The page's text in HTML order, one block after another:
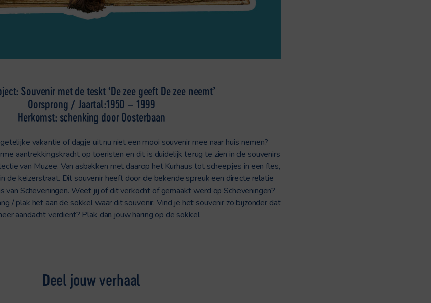
Souvenir met de teskt ‘De zee geeft De zee neemt’
Oorsprong / Jaartal:1950 – 1999
Herkomst: schenking door Oosterbaan
vakantie of dagje uit nu niet een mooi souvenir mee naar huis nemen?
aantrekkingskracht op toeristen en dit is duidelijk terug te zien in de souvenirs
van Muzee. Van asbakken met daarop het Kurhaus tot scheepjes in een fles,
de keizerstraat. Dit souvenir heeft door de bekende spreuk een directe relatie
van Scheveningen. Weet jij of dit verkocht of gemaakt werd op Scheveningen?
/ plak het aan de sokkel waar dit souvenir. Vind je het souvenir zo bijzonder dat
aandacht verdient? Plak dan jouw haring op de sokkel.
Deel jouw verhaal